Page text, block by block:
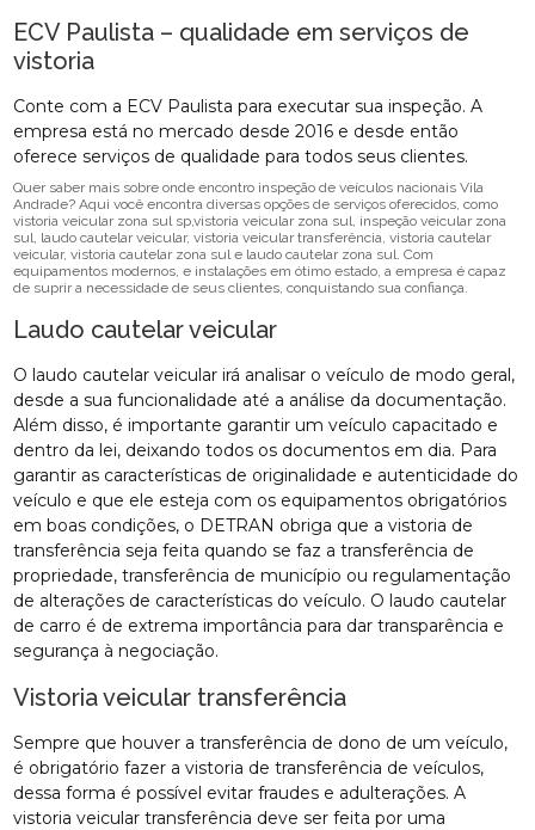
ECV Paulista – qualidade em serviços de
vistoria
Conte com a ECV Paulista para executar sua inspeção. A
empresa está no mercado desde 2016 e desde então
oferece serviços de qualidade para todos seus clientes.
Quer saber mais sobre onde encontro inspeção de veículos nacionais Vila
Andrade? Aqui você encontra diversas opções de serviços oferecidos, como
vistoria veicular zona sul sp,vistoria veicular zona sul, inspeção veicular zona
sul, laudo cautelar veicular, vistoria veicular transferência, vistoria cautelar
veicular, vistoria cautelar zona sul e laudo cautelar zona sul. Com
equipamentos modernos, e instalações em ótimo estado, a empresa é capaz
de suprir a necessidade de seus clientes, conquistando sua confiança.
Laudo cautelar veicular
O laudo cautelar veicular irá analisar o veículo de modo geral,
desde a sua funcionalidade até a análise da documentação.
Além disso, é importante garantir um veículo capacitado e
dentro da lei, deixando todos os documentos em dia. Para
garantir as características de originalidade e autenticidade do
veículo e que ele esteja com os equipamentos obrigatórios
em boas condições, o DETRAN obriga que a vistoria de
transferência seja feita quando se faz a transferência de
propriedade, transferência de município ou regulamentação
de alterações de características do veículo. O laudo cautelar
de carro é de extrema importância para dar transparência e
segurança à negociação.
Vistoria veicular transferência
Sempre que houver a transferência de dono de um veículo,
é obrigatório fazer a vistoria de transferência de veículos,
dessa forma é possível evitar fraudes e adulterações. A
vistoria veicular transferência deve ser feita por uma